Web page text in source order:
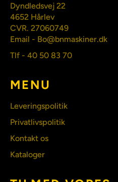
Dyndledsvej 22
4652 Hårlev
CVR. 27060749
Email - Bo@bnmaskiner.dk
Tlf - 40 50 83 70
MENU
Leveringspolitik
Privatlivspolitik
Kontakt os
Kataloger